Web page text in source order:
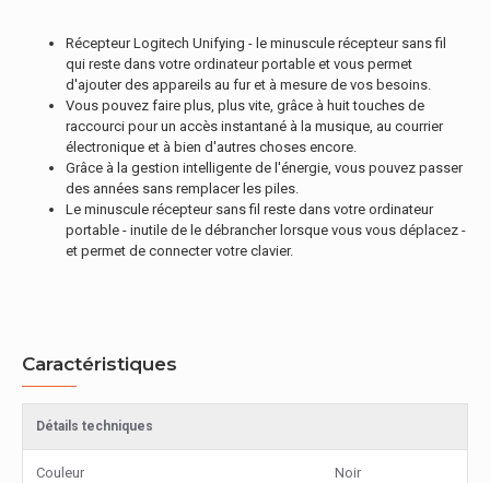
Récepteur Logitech Unifying - le minuscule récepteur sans fil
qui reste dans votre ordinateur portable et vous permet
d'ajouter des appareils au fur et à mesure de vos besoins.
Vous pouvez faire plus, plus vite, grâce à huit touches de
raccourci pour un accès instantané à la musique, au courrier
électronique et à bien d'autres choses encore.
Grâce à la gestion intelligente de l'énergie, vous pouvez passer
des années sans remplacer les piles.
Le minuscule récepteur sans fil reste dans votre ordinateur
portable - inutile de le débrancher lorsque vous vous déplacez -
et permet de connecter votre clavier.
Caractéristiques
Détails techniques
Couleur Noir